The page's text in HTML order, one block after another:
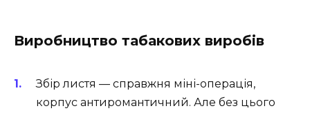
Виробництво табакових виробів
Збір листя — справжня міні-операція,
корпус антиромантичний. Але без цього